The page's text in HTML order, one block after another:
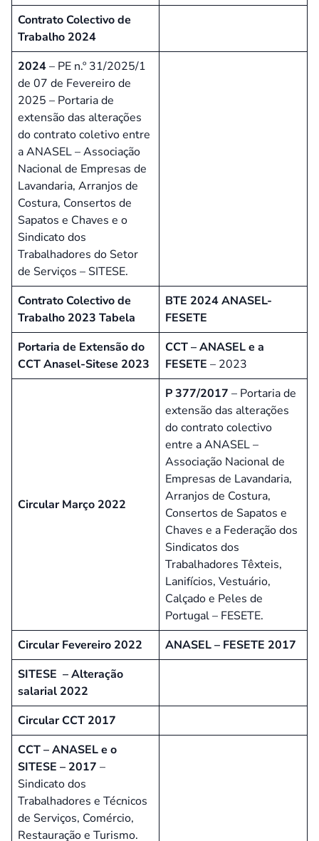
Contrato Colectivo de
Trabalho 2024
2024– PE n.º 31/2025/1
de 07 de Fevereiro de
2025 – Portaria de
extensão das alterações
do contrato coletivo entre
a ANASEL – Associação
Nacional de Empresas de
Lavandaria, Arranjos de
Costura, Consertos de
Sapatos e Chaves e o
Sindicato dos
Trabalhadores do Setor
de Serviços – SITESE.
Contrato Colectivo de
Trabalho 2023 Tabela
BTE 2024 ANASEL-
FESETE
Portaria de Extensão do
CCT Anasel-Sitese 2023
CCT – ANASEL e a
FESETE – 2023
Circular Março 2022
P 377/2017 – Portaria de
extensão das alterações
do contrato colectivo
entre a ANASEL –
Associação Nacional de
Empresas de Lavandaria,
Arranjos de Costura,
Consertos de Sapatos e
Chaves e a Federação dos
Sindicatos dos
Trabalhadores Têxteis,
Lanifícios, Vestuário,
Calçado e Peles de
Portugal – FESETE.
Circular Fevereiro 2022
ANASEL – FESETE 2017
SITESE – Alteração
salarial 2022
Circular CCT 2017
CCT – ANASEL e o
SITESE – 2017 –
Sindicato dos
Trabalhadores e Técnicos
de Serviços, Comércio,
Restauração e Turismo.